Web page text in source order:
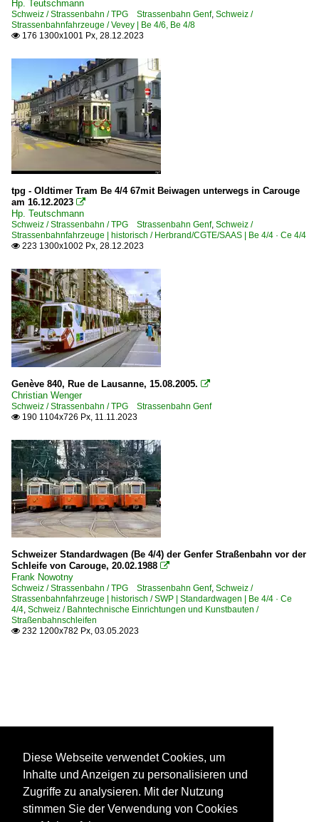
Hp. Teutschmann
Schweiz / Strassenbahn / TPG Strassenbahn Genf, Schweiz /
Strassenbahnfahrzeuge / Vevey | Be 4/6, Be 4/8
 176 1300x1001 Px, 28.12.2023
tpg - Oldtimer Tram Be 4/4 67mit Beiwagen unterwegs in Carouge
am 16.12.2023 
Hp. Teutschmann
Schweiz / Strassenbahn / TPG Strassenbahn Genf, Schweiz /
Strassenbahnfahrzeuge | historisch / Herbrand/CGTE/SAAS | Be 4/4 · Ce 4/4
 223 1300x1002 Px, 28.12.2023
Genève 840, Rue de Lausanne, 15.08.2005. 
Christian Wenger
Schweiz / Strassenbahn / TPG Strassenbahn Genf
 190 1104x726 Px, 11.11.2023
Schweizer Standardwagen (Be 4/4) der Genfer Straßenbahn vor der
Schleife von Carouge, 20.02.1988 
Frank Nowotny
Schweiz / Strassenbahn / TPG Strassenbahn Genf, Schweiz /
Strassenbahnfahrzeuge | historisch / SWP | Standardwagen | Be 4/4 · Ce
4/4, Schweiz / Bahntechnische Einrichtungen und Kunstbauten /
Straßenbahnschleifen
 232 1200x782 Px, 03.05.2023
Diese Webseite verwendet Cookies, um
Inhalte und Anzeigen zu personalisieren und
Zugriffe zu analysieren. Mit der Nutzung
stimmen Sie der Verwendung von Cookies